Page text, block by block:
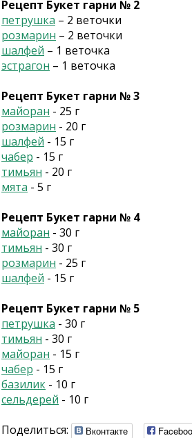
Рецепт Букет гарни № 2
петрушка – 2 веточки
розмарин – 2 веточки
шалфей – 1 веточка
эстрагон – 1 веточка
Рецепт Букет гарни № 3
майоран - 25 г
розмарин - 20 г
шалфей - 15 г
чабер - 15 г
тимьян - 20 г
мята - 5 г
Рецепт Букет гарни № 4
майоран - 30 г
тимьян - 30 г
розмарин - 25 г
шалфей - 15 г
Рецепт Букет гарни № 5
петрушка - 30 г
тимьян - 30 г
майоран - 15 г
чабер - 15 г
базилик - 10 г
сельдерей - 10 г
Поделиться:
Вконтакте